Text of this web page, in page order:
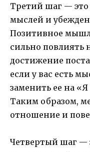
Третий шаг —
мыслей и
Позитивное
сильно повлиять
достижение
если у вас есть
заменить ее на
Таким образом,
отношение и
Четвертый шаг —